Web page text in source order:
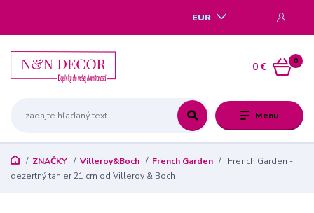
Menu
EUR
0
0 €
ZNAČKY Villeroy&Boch French Garden
French Garden -
dezertný tanier 21 cm od Villeroy & Boch